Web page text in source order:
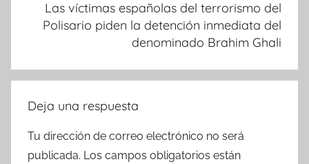
Las víctimas españolas del terrorismo del
Polisario piden la detención inmediata del
denominado Brahim Ghali
Deja una respuesta
Tu dirección de correo electrónico no será
publicada. Los campos obligatorios están